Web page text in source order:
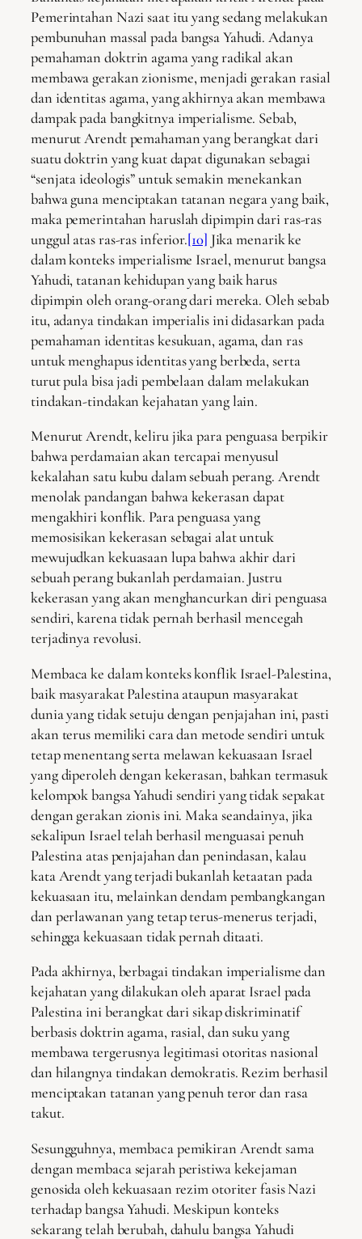
Pemerintahan Nazi saat itu yang sedang melakukan
pembunuhan massal pada bangsa Yahudi. Adanya
pemahaman doktrin agama yang radikal akan
membawa gerakan zionisme, menjadi gerakan rasial
dan identitas agama, yang akhirnya akan membawa
dampak pada bangkitnya imperialisme. Sebab,
menurut Arendt pemahaman yang berangkat dari
suatu doktrin yang kuat dapat digunakan sebagai
“senjata ideologis” untuk semakin menekankan
bahwa guna menciptakan tatanan negara yang baik,
maka pemerintahan haruslah dipimpin dari ras-ras
unggul atas ras-ras inferior.[10] Jika menarik ke
dalam konteks imperialisme Israel, menurut bangsa
Yahudi, tatanan kehidupan yang baik harus
dipimpin oleh orang-orang dari mereka. Oleh sebab
itu, adanya tindakan imperialis ini didasarkan pada
pemahaman identitas kesukuan, agama, dan ras
untuk menghapus identitas yang berbeda, serta
turut pula bisa jadi pembelaan dalam melakukan
tindakan-tindakan kejahatan yang lain.
Menurut Arendt, keliru jika para penguasa berpikir
bahwa perdamaian akan tercapai menyusul
kekalahan satu kubu dalam sebuah perang. Arendt
menolak pandangan bahwa kekerasan dapat
mengakhiri konflik. Para penguasa yang
memosisikan kekerasan sebagai alat untuk
mewujudkan kekuasaan lupa bahwa akhir dari
sebuah perang bukanlah perdamaian. Justru
kekerasan yang akan menghancurkan diri penguasa
sendiri, karena tidak pernah berhasil mencegah
terjadinya revolusi.
Membaca ke dalam konteks konflik Israel-Palestina,
baik masyarakat Palestina ataupun masyarakat
dunia yang tidak setuju dengan penjajahan ini, pasti
akan terus memiliki cara dan metode sendiri untuk
tetap menentang serta melawan kekuasaan Israel
yang diperoleh dengan kekerasan, bahkan termasuk
kelompok bangsa Yahudi sendiri yang tidak sepakat
dengan gerakan zionis ini. Maka seandainya, jika
sekalipun Israel telah berhasil menguasai penuh
Palestina atas penjajahan dan penindasan, kalau
kata Arendt yang terjadi bukanlah ketaatan pada
kekuasaan itu, melainkan dendam pembangkangan
dan perlawanan yang tetap terus-menerus terjadi,
sehingga kekuasaan tidak pernah ditaati.
Pada akhirnya, berbagai tindakan imperialisme dan
kejahatan yang dilakukan oleh aparat Israel pada
Palestina ini berangkat dari sikap diskriminatif
berbasis doktrin agama, rasial, dan suku yang
membawa tergerusnya legitimasi otoritas nasional
dan hilangnya tindakan demokratis. Rezim berhasil
menciptakan tatanan yang penuh teror dan rasa
takut.
Sesungguhnya, membaca pemikiran Arendt sama
dengan membaca sejarah peristiwa kekejaman
genosida oleh kekuasaan rezim otoriter fasis Nazi
terhadap bangsa Yahudi. Meskipun konteks
sekarang telah berubah, dahulu bangsa Yahudi